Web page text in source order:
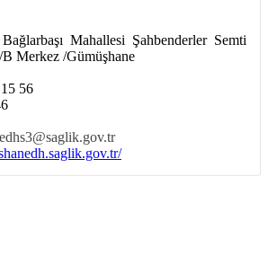
Bağlarbaşı Mahallesi Şahbenderler Semti
Merkez /Gümüşhane
56